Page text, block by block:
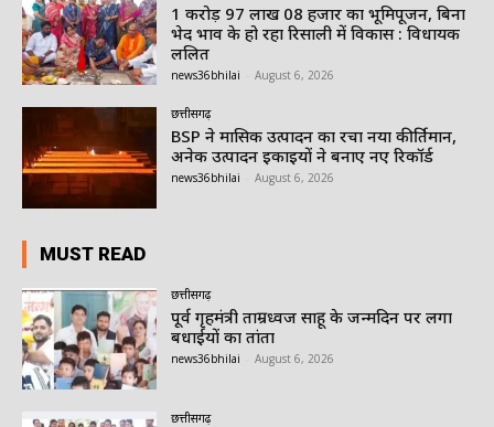
1 करोड़ 97 लाख 08 हजार का भूमिपूजन, बिना
भेद भाव के हो रहा रिसाली में विकास : विधायक
ललित
news36bhilai August 6, 2026
छत्तीसगढ़
BSP ने मासिक उत्पादन का रचा नया कीर्तिमान,
अनेक उत्पादन इकाइयों ने बनाए नए रिकॉर्ड
news36bhilai August 6, 2026
MUST READ
छत्तीसगढ़
पूर्व गृहमंत्री ताम्रध्वज साहू के जन्मदिन पर लगा
बधाईयों का तांता
news36bhilai August 6, 2026
छत्तीसगढ़